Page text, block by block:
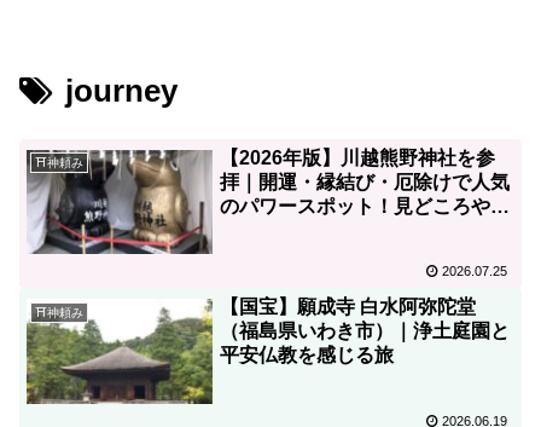
journey
⛩神頼み
【2026年版】川越熊野神社を参
拝｜開運・縁結び・厄除けで人気
のパワースポット！見どころやア
2026.07.25
⛩神頼み
【国宝】願成寺 白水阿弥陀堂
（福島県いわき市）｜浄土庭園と
平安仏教を感じる旅
2026.06.19